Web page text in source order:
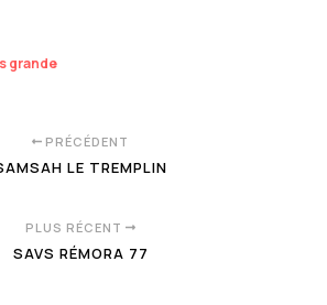
grande
PRÉCÉDENT
LE TREMPLIN
PLUS RÉCENT
SAVS RÉMORA 77